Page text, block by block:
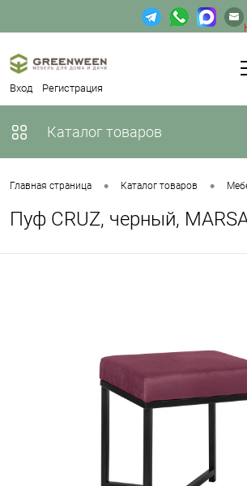
Вход Регистрация
доступа к веб-
Каталог товаров
Главная страница • Каталог товаров •
Пуф CRUZ, черный,